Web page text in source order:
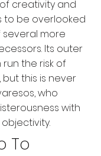
creativity and
to be overlooked
more
Its outer
the risk of
but this is never
who
with
To